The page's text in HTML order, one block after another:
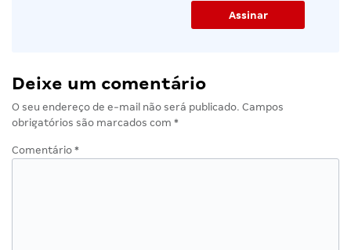
Deixe um comentário
O seu endereço de e-mail não será publicado. Campos
obrigatórios são marcados com *
Comentário *